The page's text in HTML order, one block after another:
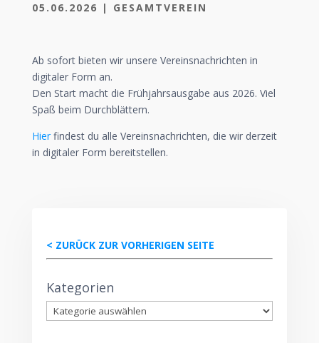
05.06.2026 | GESAMTVEREIN
Ab sofort bieten wir unsere Vereinsnachrichten in
digitaler Form an.
Den Start macht die Frühjahrsausgabe aus 2026. Viel
Spaß beim Durchblättern.
Hierfindest du alle Vereinsnachrichten, die wir derzeit
in digitaler Form bereitstellen.
< ZURÜCK ZUR VORHERIGEN SEITE
Kategorien
Kategorien